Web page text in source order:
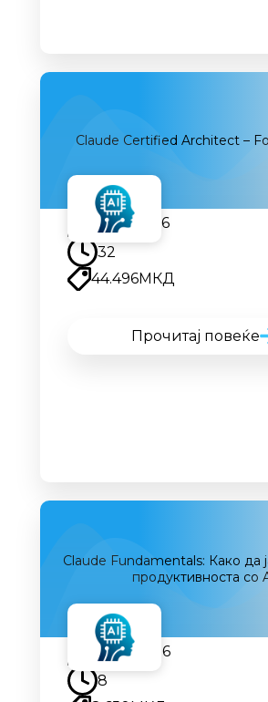
Claude Certified Architect –
14.09.2026
32
44.496МКД
Прочитај повеќе
Claude Fundamentals: Како да
продуктивноста со
19.08.2026
8